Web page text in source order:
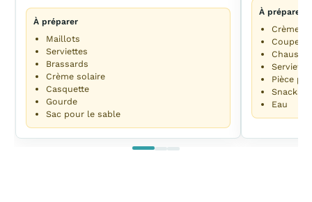
À préparer
Maillots
Serviettes
Brassards
Crème solaire
Casquette
Gourde
Sac pour le sable
À préparer
Crème
Coupe-
Pièce
Snacks
Eau